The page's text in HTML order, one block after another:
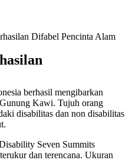
berhasil mengibarkan
Kawi. Tujuh orang
disabilitas dan non disabilitas
Seven Summits
dan terencana. Ukuran